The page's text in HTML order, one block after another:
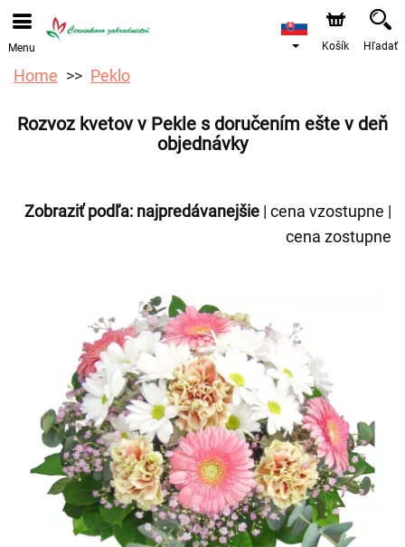
Objednávky prijímame prostredníctvom nášho e-shopu.
Najskorší možný termín doručenia je od 12.8.2026 z
Menu Košík Hľadať
Home Peklo
Rozvoz kvetov v Pekle s doručením ešte v deň
objednávky
Zobraziť podľa: najpredávanejšie | cena vzostupne |
cena zostupne